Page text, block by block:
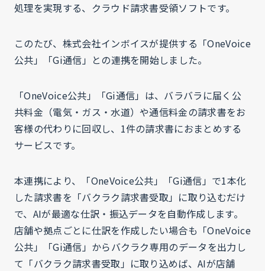
処理を実現する、クラウド請求書受領ソフトです。
このたび、株式会社インボイスが提供する「OneVoice
公共」「Gi通信」との連携を開始しました。
「OneVoice公共」「Gi通信」は、バラバラに届く公
共料金（電気・ガス・水道）や通信料金の請求書をお
客様の代わりに回収し、1件の請求書におまとめする
サービスです。
本連携により、「OneVoice公共」「Gi通信」で1本化
した請求書を「バクラク請求書受取」に取り込むだけ
で、AIが最適な仕訳・振込データを自動作成します。
店舗や拠点ごとに仕訳を作成したい場合も「OneVoice
公共」「Gi通信」からバクラク専用のデータを出力し
て「バクラク請求書受取」に取り込めば、AIが店舗